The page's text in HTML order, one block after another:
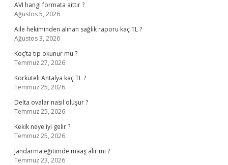
AVI hangi formata aittir ?
Ağustos 5, 2026
Aile hekiminden alınan sağlık raporu kaç TL ?
Ağustos 3, 2026
Koç’ta tıp okunur mu ?
Temmuz 27, 2026
Korkuteli Antalya kaç TL ?
Temmuz 25, 2026
Delta ovalar nasıl oluşur ?
Temmuz 25, 2026
Kekik neye iyi gelir ?
Temmuz 25, 2026
Jandarma eğitimde maaş alır mı ?
Temmuz 23, 2026